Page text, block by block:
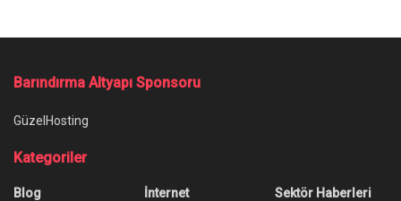
Barındırma Altyapı Sponsoru
GüzelHosting
Kategoriler
Blog
İnternet
Sektör Haberleri